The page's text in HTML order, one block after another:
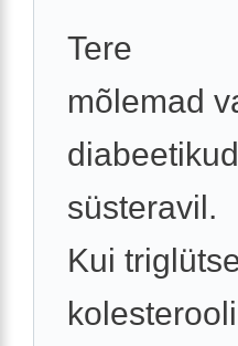
Tere
mõlemad
süsteravil.
Kui